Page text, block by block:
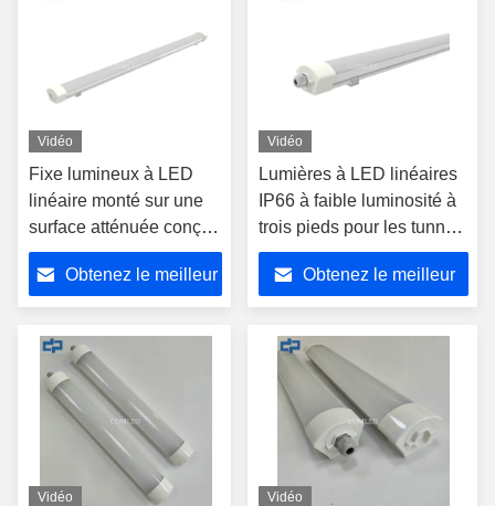
Vidéo
Fixe lumineux à LED
linéaire monté sur une
surface atténuée conçu
avec un capuchon
d'extrémité de type
bouton pour un câblage
facile
Obtenez le meilleur
Vidéo
Lumières à LED linéaires
IP66 à faible luminosité à
trois pieds pour les tunnels
d'entrepôt
Obtenez le meilleur
Vidéo Vidéo